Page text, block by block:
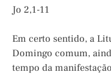
Jo 2,1-11
Em certo sentido, a
Domingo comum,
tempo da